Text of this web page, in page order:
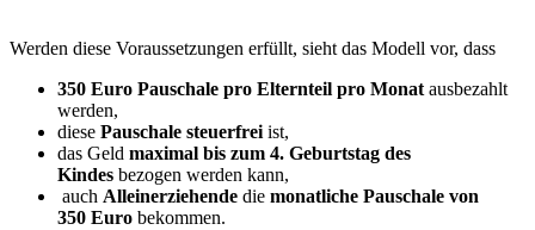
Werden diese Voraussetzungen erfüllt, sieht das Modell vor, dass
350 Euro Pauschale pro Elternteil pro Monatausbezahlt
werden,
diese Pauschale steuerfreiist,
das Geld maximal bis zum 4. Geburtstag des
Kindes bezogen werden kann,
auch Alleinerziehende die monatliche Pauschale von
350 Euro bekommen.